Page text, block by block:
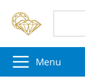
Menu